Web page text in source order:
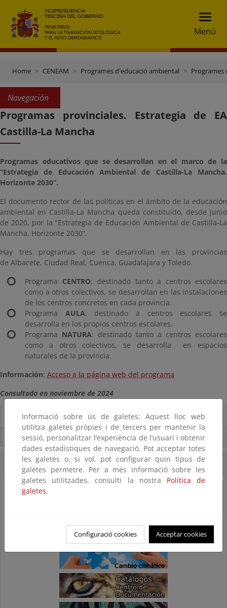
Menú
Home CENEAM Programes d'educació ambiental
Navegación
Programas provinciales. Estrategia de EA
Castilla-La Mancha
Programas educativos que se desarrollan en el marco de la
“Estrategia de Educación Ambiental de Castilla-La Mancha.
Horizonte 2030”.
El documento rector de las políticas en el ámbito de la educación
ambiental en Castilla-La Mancha queda constituido, desde junio
de 2020, por la “Estrategia de Educación Ambiental de Castilla-La
Mancha. Horizonte 2030”.
Hay tres programas que se desarrollan en las provincias
de Albacete, Ciudad Real, Cuenca, Guadalajara y Toledo.
Programa CENTRO: destinado tanto a centros escolares
como a otros colectivos, se desarrollan en las instalaciones
de los centros concretos en cada provincia.
Programa AULA: destinado a centros escolares se
desarrolla en los propios centros escolares.
Programa NATURA: destinado tanto a centros escolares
como a otros colectivos, se desarrolla en espacios
naturales de la provincia.
Información: Acceso a la página web del programa
Consultado en noviembre de 2024
Destacados
Suscríbete a la Carpeta Informativa del Ceneam
Accesos Directos
Informació sobre ús de galetes: Aquest lloc web
utilitza galetes pròpies i de tercers per mantenir la
sessió, personalitzar l’experiència de l’usuari i obtenir
dades estadístiques de navegació. Pot acceptar totes
les galetes o, si vol, pot configurar quin tipus de
galetes permetre. Per a més informació sobre les
galetes utilitzades, consulti la nostra Política de
galetes.
Configuració cookies Acceptar cookies